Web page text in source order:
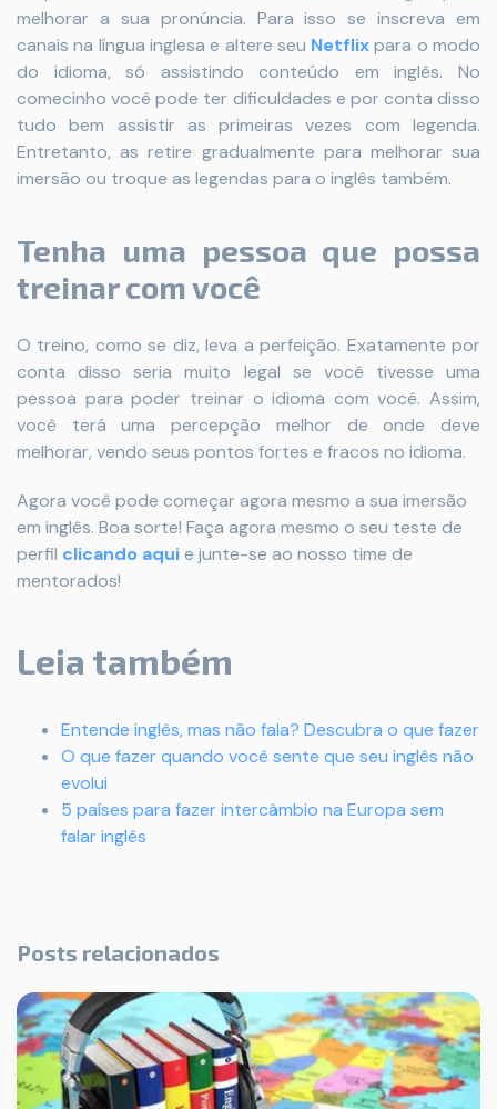
melhorar a sua pronúncia. Para isso se inscreva em
canais na língua inglesa e altere seu Netflixpara o modo
do idioma, só assistindo conteúdo em inglês. No
comecinho você pode ter dificuldades e por conta disso
tudo bem assistir as primeiras vezes com legenda.
Entretanto, as retire gradualmente para melhorar sua
imersão ou troque as legendas para o inglês também.
Tenha uma pessoa que possa
treinar com você
O treino, como se diz, leva a perfeição. Exatamente por
conta disso seria muito legal se você tivesse uma
pessoa para poder treinar o idioma com você. Assim,
você terá uma percepção melhor de onde deve
melhorar, vendo seus pontos fortes e fracos no idioma.
Agora você pode começar agora mesmo a sua imersão
em inglês. Boa sorte! Faça agora mesmo o seu teste de
perfil clicando aquie junte-se ao nosso time de
mentorados!
Leia também
Entende inglês, mas não fala? Descubra o que fazer
O que fazer quando você sente que seu inglês não
evolui
5 países para fazer intercâmbio na Europa sem
falar inglês
Posts relacionados